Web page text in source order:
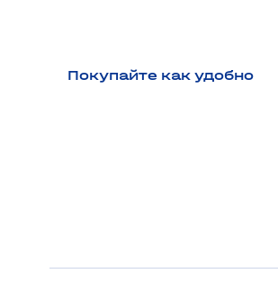
Покупайте как удобно